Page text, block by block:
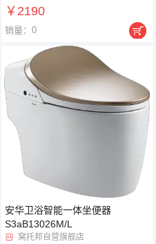
￥2190
销量：0 
安华卫浴智能一体坐便器
S3aB13026M/L
 窝托邦自营旗舰店